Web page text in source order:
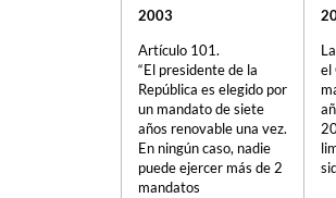
2003
Artículo 101.
“El presidente de la
República es elegido por
un mandato de siete
años renovable una vez.
En ningún caso, nadie
puede ejercer más de 2
mandatos
el